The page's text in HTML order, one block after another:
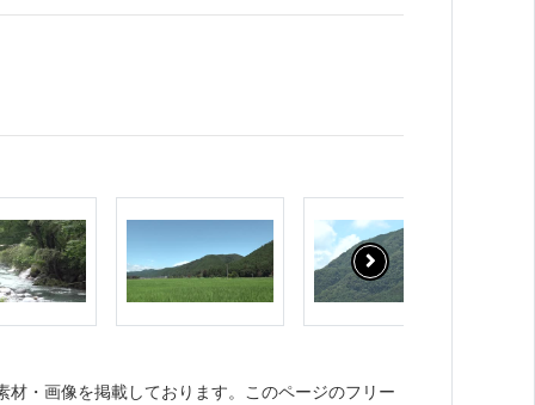
・画像を掲載しております。このページのフリー